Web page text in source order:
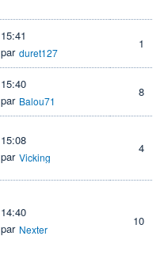
15:41
par duret127
1
15:40
par Balou71
8
15:08
par Vicking
4
14:40
par Nexter
10